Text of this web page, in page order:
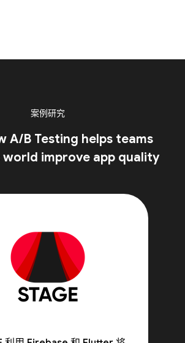
案例研究
A/B Testing helps teams
improve app quality